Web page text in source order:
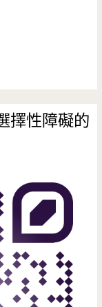
擇性障礙的